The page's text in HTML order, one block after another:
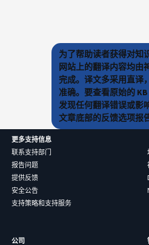
为了帮助读者获得对知
网站上的翻译内容均由
完成。译文多采用直译
准确。要查看原始的
发现任何翻译错误或影
文章底部的反馈选项报
更多支持信息
联系支持部门
报告问题
提供反馈
安全公告
支持策略和支持服务
公司